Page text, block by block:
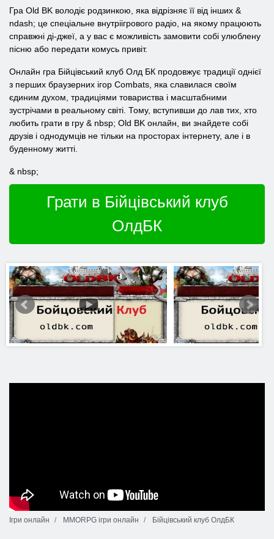
Гра Old BK володіє родзинкою, яка відрізняє її від інших &
ndash; це спеціальне внутріігрового радіо, на якому працюють
справжні ді-джеї, а у вас є можливість замовити собі улюблену
пісню або передати комусь привіт.
Онлайн гра Бійцівський клуб Олд БК продовжує традиції однієї
з перших браузерних ігор Combats, яка славилася своїм
єдиним духом, традиціями товариства і масштабними
зустрічами в реальному світі. Тому, вступивши до лав тих, хто
любить грати в гру & nbsp; Old BK онлайн, ви знайдете собі
друзів і однодумців не тільки на просторах інтернету, але і в
буденному житті.
& nbsp;
Грати в Бійцівський клуб
ОлдБК
Ігри онлайн MMORPG ігри онлайн Бійцівський клуб ОлдБК